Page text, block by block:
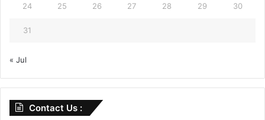
24 25 26 27 28 29 30
31
« Jul
Contact Us :